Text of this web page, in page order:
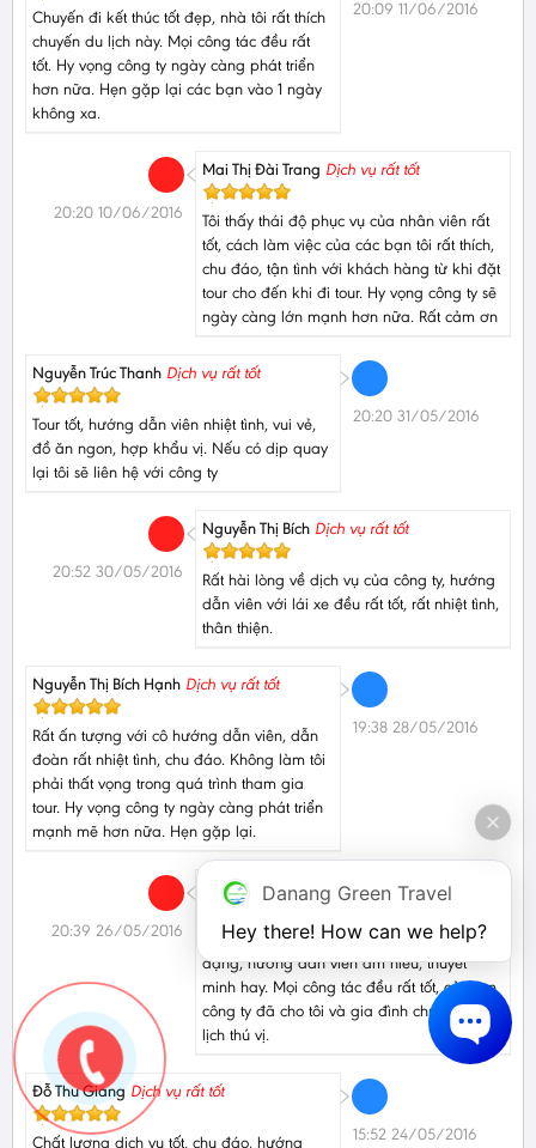
Chuyến đi kết thúc tốt đẹp, nhà tôi rất thích
chuyến du lịch này. Mọi công tác đều rất
tốt. Hy vọng công ty ngày càng phát triển
hơn nữa. Hẹn gặp lại các bạn vào 1 ngày
không xa.
20:09 11/06/2016
Mai Thị Đài Trang Dịch vụ rất tốt
Tôi thấy thái độ phục vụ của nhân viên rất
tốt, cách làm việc của các bạn tôi rất thích,
chu đáo, tận tình với khách hàng từ khi đặt
tour cho đến khi đi tour. Hy vọng công ty sẽ
ngày càng lớn mạnh hơn nữa. Rất cảm ơn
20:20 10/06/2016
Nguyễn Trúc Thanh Dịch vụ rất tốt
Tour tốt, hướng dẫn viên nhiệt tình, vui vẻ,
đồ ăn ngon, hợp khẩu vị. Nếu có dịp quay
lại tôi sẽ liên hệ với công ty
20:20 31/05/2016
Nguyễn Thị Bích Dịch vụ rất tốt
Rất hài lòng về dịch vụ của công ty, hướng
dẫn viên với lái xe đều rất tốt, rất nhiệt tình,
thân thiện.
20:52 30/05/2016
Nguyễn Thị Bích Hạnh Dịch vụ rất tốt
Rất ấn tượng với cô hướng dẫn viên, dẫn
đoàn rất nhiệt tình, chu đáo. Không làm tôi
phải thất vọng trong quá trình tham gia
tour. Hy vọng công ty ngày càng phát triển
mạnh mẽ hơn nữa. Hẹn gặp lại.
19:38 28/05/2016
Đỗ Trọng Đạt Dịch vụ rất tốt
Giá tour rất hợp lý, đồ ăn đặc sản đa
dạng, hướng dẫn viên am hiểu, thuyết
minh hay. Mọi công tác đều rất tốt, cảm ơn
công ty đã cho tôi và gia đình chuyến du
lịch thú vị.
20:39 26/05/2016
Đỗ Thu Giang Dịch vụ rất tốt
Chất lượng dịch vụ tốt, chu đáo, hướng 15:52 24/05/2016
Danang Green Travel
Hey there! How can we help?